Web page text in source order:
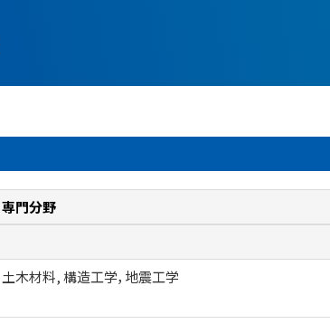
専門分野
土木材料, 構造工学，地震工学